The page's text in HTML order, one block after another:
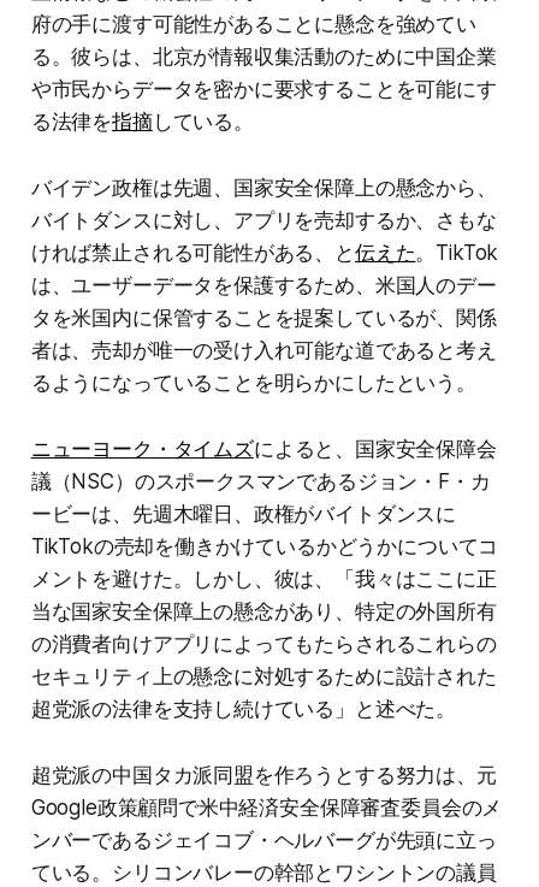
府の手に渡す可能性があることに懸念を強めてい
る。彼らは、北京が情報収集活動のために中国企業
や市民からデータを密かに要求することを可能にす
る法律を指摘している。
バイデン政権は先週、国家安全保障上の懸念から、
バイトダンスに対し、アプリを売却するか、さもな
ければ禁止される可能性がある、と伝えた。TikTok
は、ユーザーデータを保護するため、米国人のデー
タを米国内に保管することを提案しているが、関係
者は、売却が唯一の受け入れ可能な道であると考え
るようになっていることを明らかにしたという。
ニューヨーク・タイムズによると、国家安全保障会
議（NSC）のスポークスマンであるジョン・F・カ
ービーは、先週木曜日、政権がバイトダンスに
TikTokの売却を働きかけているかどうかについてコ
メントを避けた。しかし、彼は、「我々はここに正
当な国家安全保障上の懸念があり、特定の外国所有
の消費者向けアプリによってもたらされるこれらの
セキュリティ上の懸念に対処するために設計された
超党派の法律を支持し続けている」と述べた。
超党派の中国タカ派同盟を作ろうとする努力は、元
Google政策顧問で米中経済安全保障審査委員会のメ
ンバーであるジェイコブ・ヘルバーグが先頭に立っ
ている。シリコンバレーの幹部とワシントンの議員